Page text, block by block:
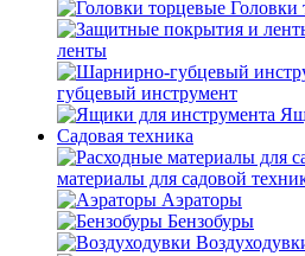
Головки
ленты
губцевый инструмент
Садовая техника
материалы для садовой
Аэраторы
Бензобуры